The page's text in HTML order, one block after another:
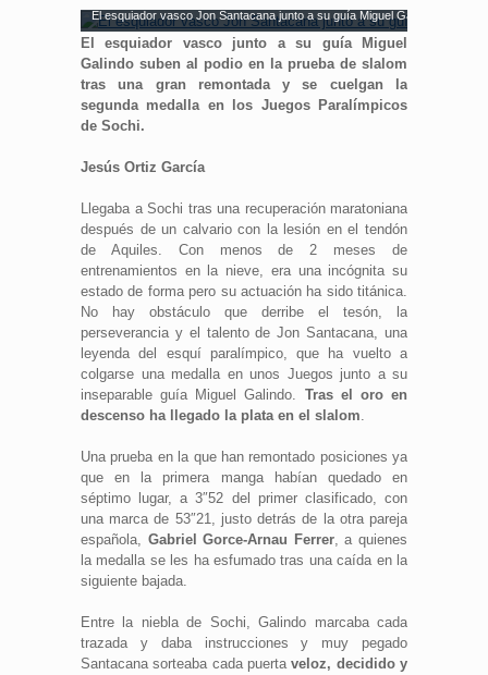
El esquiador vasco Jon Santacana junto a su guía Miguel Galindo. Fuente:
El esquiador vasco junto a su guía Miguel
Galindo suben al podio en la prueba de slalom
tras una gran remontada y se cuelgan la
segunda medalla en los Juegos Paralímpicos
de Sochi.
Jesús Ortiz García
Llegaba a Sochi tras una recuperación maratoniana
después de un calvario con la lesión en el tendón
de Aquiles. Con menos de 2 meses de
entrenamientos en la nieve, era una incógnita su
estado de forma pero su actuación ha sido titánica.
No hay obstáculo que derribe el tesón, la
perseverancia y el talento de Jon Santacana, una
leyenda del esquí paralímpico, que ha vuelto a
colgarse una medalla en unos Juegos junto a su
inseparable guía Miguel Galindo. Tras el oro en
descenso ha llegado la plata en el slalom.
Una prueba en la que han remontado posiciones ya
que en la primera manga habían quedado en
séptimo lugar, a 3″52 del primer clasificado, con
una marca de 53″21, justo detrás de la otra pareja
española, Gabriel Gorce-Arnau Ferrer, a quienes
la medalla se les ha esfumado tras una caída en la
siguiente bajada.
Entre la niebla de Sochi, Galindo marcaba cada
trazada y daba instrucciones y muy pegado
Santacana sorteaba cada puertaveloz, decidido y